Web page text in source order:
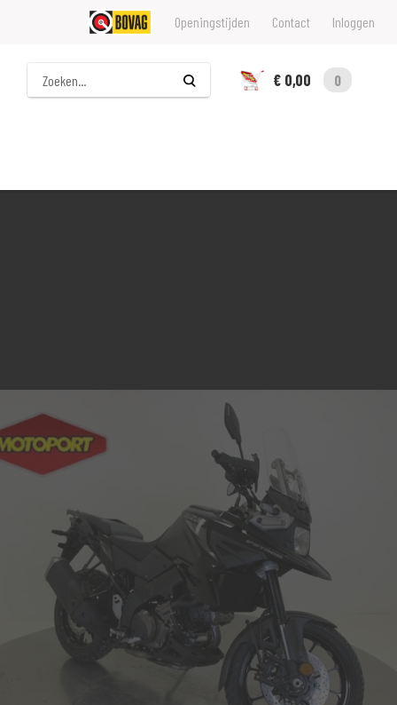
Openingstijden Contact Inloggen
Zoeken
€ 0,00
0